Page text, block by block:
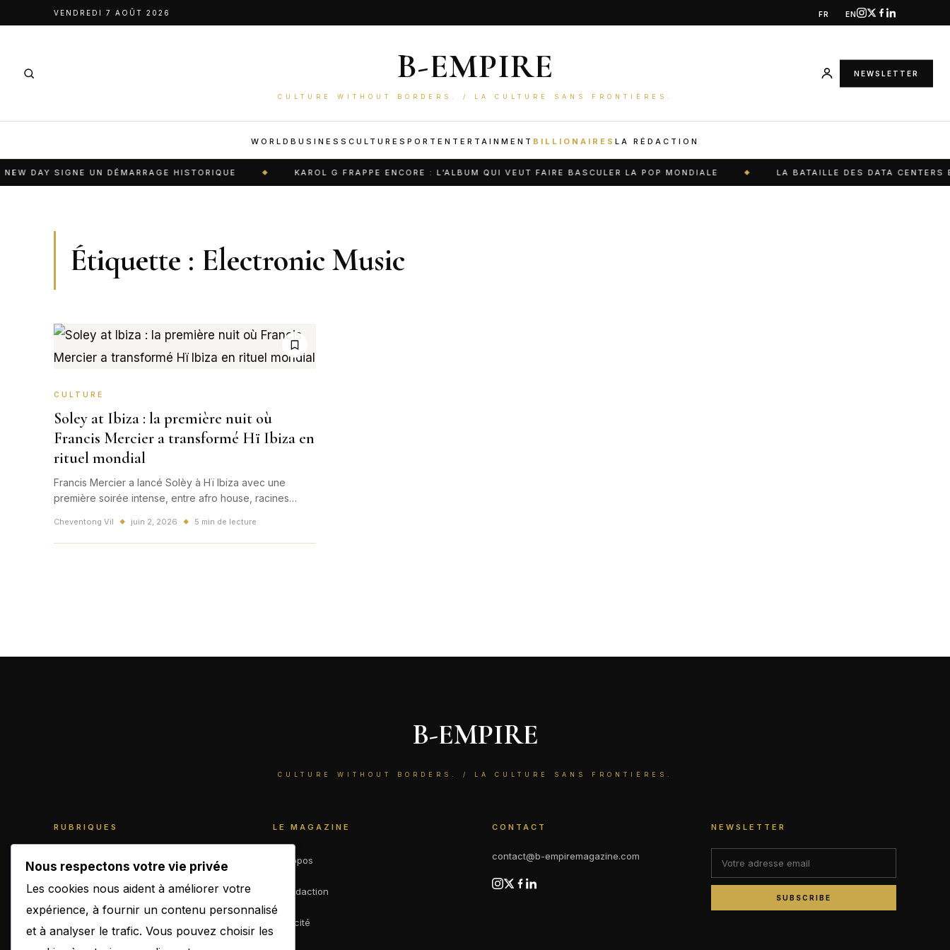
VENDREDI 7 AOÛT 2026 FR EN
B-EMPIRE
CULTURE WITHOUT BORDERS. / LA CULTURE SANS FRONTIÈRES.
NEWSLETTER
WORLD BUSINESS CULTURE SPORT ENTERTAINMENT BILLIONAIRES LA RÉDACTION
SIGNE UN DÉMARRAGE HISTORIQUE KAROL G FRAPPE ENCORE : L’ALBUM QUI VEUT FAIRE BASCULER LA POP MONDIALE LA BATAILLE DES DATA CENTERS
Étiquette : Electronic Music
CULTURE
Soley at Ibiza : la première nuit où
Francis Mercier a transformé Hï Ibiza en
rituel mondial
Francis Mercier a lancé Solèy à Hï Ibiza avec une
première soirée intense, entre afro house, racines
Cheventong Vil ◆ juin 2, 2026 ◆ 5 min de lecture
B-EMPIRE
CULTURE WITHOUT BORDERS. / LA CULTURE SANS FRONTIÈRES.
RUBRIQUES
Business
LE MAGAZINE
À propos
La rédaction
Publicité
CONTACT
contact@b-empiremagazine.com
NEWSLETTER
SUBSCRIBE
Nous respectons votre vie privée
Les cookies nous aident à améliorer votre
expérience, à fournir un contenu personnalisé
et à analyser le trafic. Vous pouvez choisir les